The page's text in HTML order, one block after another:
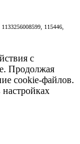
115446,
с
Продолжая
cookie-файлов.